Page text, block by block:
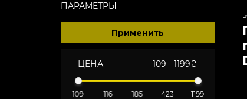
ПАРАМЕТРЫ
Применить
ЦЕНА 109 - 1199₴
109 116 185 423 1199